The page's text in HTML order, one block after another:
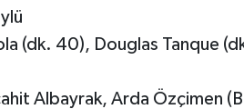
(dk. 40), Douglas Tanque
Albayrak, Arda Özçimen